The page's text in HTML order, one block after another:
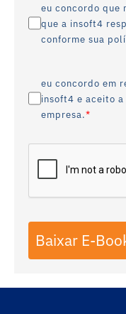
eu concordo que
que a insoft4
conforme sua
eu concordo em
insoft4 e aceito
empresa.*
Baixar E-